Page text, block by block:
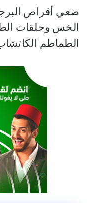
ضعي أقراص
الخس وحلقات
الطماطم